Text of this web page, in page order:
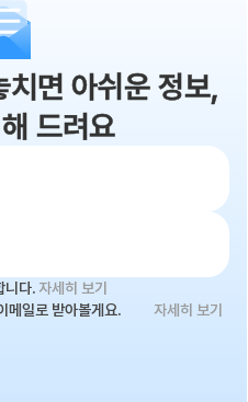
면 아쉬운 정보,
드려요
니다. 자세히 보기
메일로 받아볼게요.
자세히 보기